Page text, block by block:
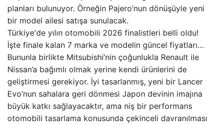
planları bulunuyor. Örneğin Pajero’nun dönüşüyle yeni
bir model ailesi satışa sunulacak.
Türkiye'de yılın otomobili 2026 finalistleri belli oldu!
İşte finale kalan 7 marka ve modelin güncel fiyatları…
Bununla birlikte Mitsubishi’nin çoğunlukla Renault ile
Nissan’a bağımlı olmak yerine kendi ürünlerini de
geliştirmesi gerekiyor. İyi tasarlanmış, yeni bir Lancer
Evo’nun sahalara geri dönmesi Japon devinin imajına
büyük katkı sağlayacaktır, ama niş bir performans
otomobili tasarlama konusunda çekinceli davranılması